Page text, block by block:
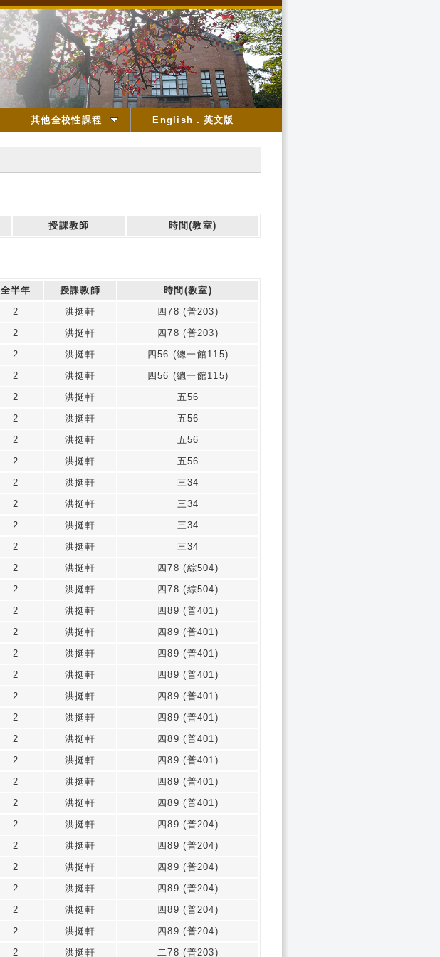
其他全校性課程 English．英文版
授課教師 時間(教室)
全半年 授課教師
時間(教室)
2 洪挺軒
四78 (普203)
2 洪挺軒
四78 (普203)
2 洪挺軒
四56 (總一館115)
2 洪挺軒
四56 (總一館115)
2 洪挺軒
五56
2 洪挺軒
五56
2 洪挺軒
五56
2 洪挺軒
五56
2 洪挺軒
三34
2 洪挺軒
三34
2 洪挺軒
三34
2 洪挺軒
三34
2 洪挺軒
四78 (綜504)
2 洪挺軒
四78 (綜504)
2 洪挺軒
四89 (普401)
2 洪挺軒
四89 (普401)
2 洪挺軒
四89 (普401)
2 洪挺軒
四89 (普401)
2 洪挺軒
四89 (普401)
2 洪挺軒
四89 (普401)
2 洪挺軒
四89 (普401)
2 洪挺軒
四89 (普401)
2 洪挺軒
四89 (普401)
2 洪挺軒
四89 (普401)
2 洪挺軒
四89 (普204)
2 洪挺軒
四89 (普204)
2 洪挺軒
四89 (普204)
2 洪挺軒
四89 (普204)
2 洪挺軒
四89 (普204)
2 洪挺軒
四89 (普204)
2 洪挺軒 二78 (普203)